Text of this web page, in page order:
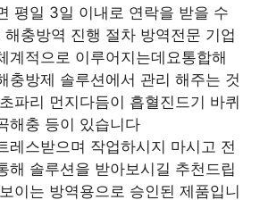
평일 3일 이내로 연락을 받을 수
해충방역 진행 절차 방역전문 기업
계적으로 이루어지는데요통합해
충방제 솔루션에서 관리 해주는 것
파리 먼지다듬이 흡혈진드기 바퀴
해충 등이 있습니다
레스받으며 작업하시지 마시고 전
해 솔루션을 받아보시길 추천드립
이는 방역용으로 승인된 제품입니